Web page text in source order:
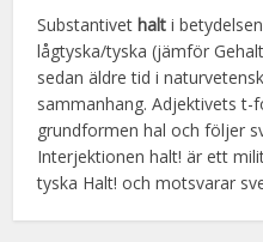
Substantivethalt i
lågtyska/tyska (jämför
sedan äldre tid i
sammanhang. Adjektivets
grundformen hal och följer
Interjektionen halt! är ett
tyska Halt! och motsvarar